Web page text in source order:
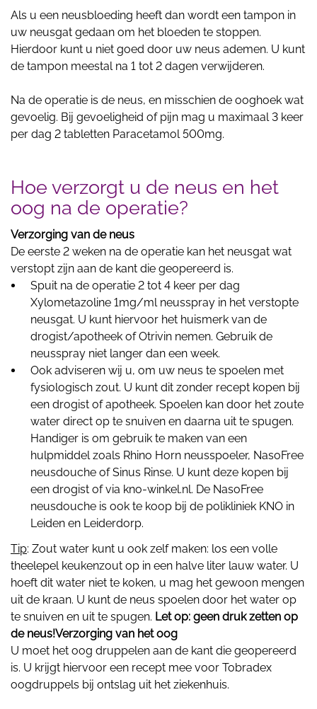
Als u een neusbloeding heeft dan wordt een tampon in
uw neusgat gedaan om het bloeden te stoppen.
Hierdoor kunt u niet goed door uw neus ademen. U kunt
de tampon meestal na 1 tot 2 dagen verwijderen.
Na de operatie is de neus, en misschien de ooghoek wat
gevoelig. Bij gevoeligheid of pijn mag u maximaal 3 keer
per dag 2 tabletten Paracetamol 500mg.
Hoe verzorgt u de neus en het
oog na de operatie?
Verzorging van de neus
De eerste 2 weken na de operatie kan het neusgat wat
verstopt zijn aan de kant die geopereerd is.
Spuit na de operatie 2 tot 4 keer per dag
Xylometazoline 1mg/ml neusspray in het verstopte
neusgat. U kunt hiervoor het huismerk van de
drogist/apotheek of Otrivin nemen. Gebruik de
neusspray niet langer dan een week.
Ook adviseren wij u, om uw neus te spoelen met
fysiologisch zout. U kunt dit zonder recept kopen bij
een drogist of apotheek. Spoelen kan door het zoute
water direct op te snuiven en daarna uit te spugen.
Handiger is om gebruik te maken van een
hulpmiddel zoals Rhino Horn neusspoeler, NasoFree
neusdouche of Sinus Rinse. U kunt deze kopen bij
een drogist of via kno-winkel.nl. De NasoFree
neusdouche is ook te koop bij de polikliniek KNO in
Leiden en Leiderdorp.
Tip: Zout water kunt u ook zelf maken: los een volle
theelepel keukenzout op in een halve liter lauw water. U
hoeft dit water niet te koken, u mag het gewoon mengen
uit de kraan. U kunt de neus spoelen door het water op
te snuiven en uit te spugen. Let op: geen druk zetten op
de neus!Verzorging van het oog
U moet het oog druppelen aan de kant die geopereerd
is. U krijgt hiervoor een recept mee voor Tobradex
oogdruppels bij ontslag uit het ziekenhuis.